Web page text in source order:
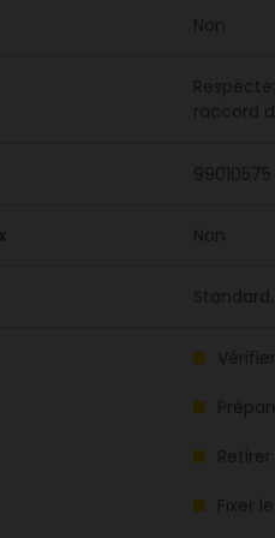
Non
raccord
99010575
Non
Fixer